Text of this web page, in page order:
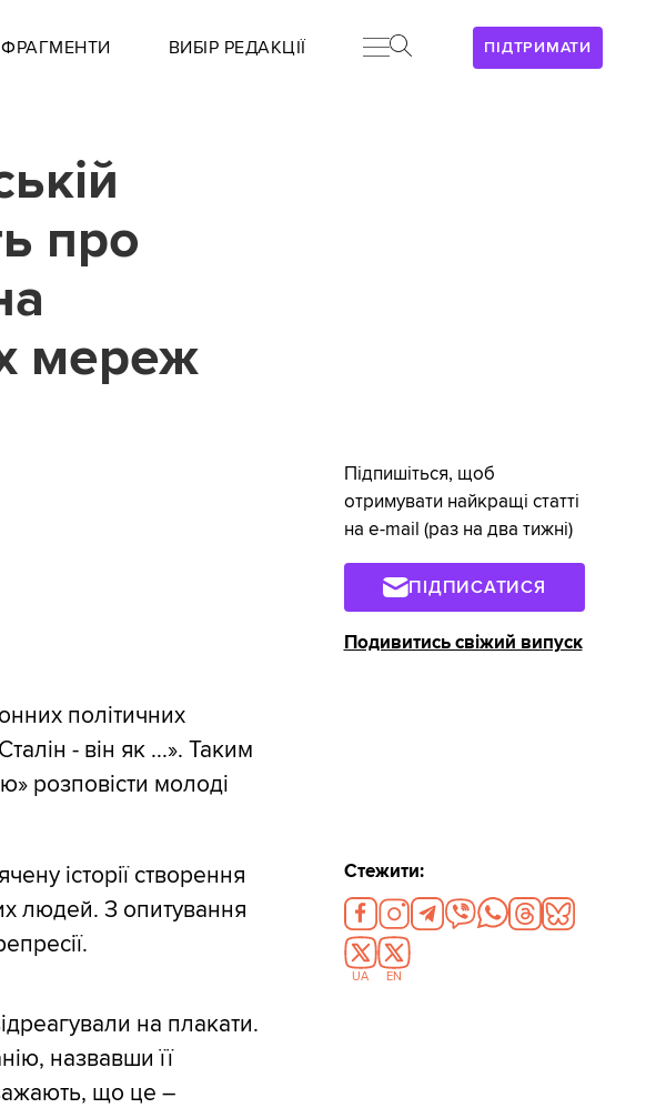
ПІДТРИМАТИ
ФРАГМЕНТИ ВИБІР РЕДАКЦІЇ
про
мереж
політичних
- він як ...». Таким
розповісти молоді
історії створення
людей. З опитування
на плакати.
назвавши її
що це –
Підпишіться, щоб
отримувати найкращі статті
на e-mail (раз на два тижні)
ПІДПИСАТИСЯ
Подивитись свіжий випуск
Стежити:
UA EN